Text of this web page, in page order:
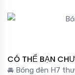
CÓ THỂ BẠN
🚘 Bóng đèn H7